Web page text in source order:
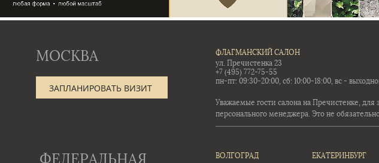
МОСКВА
ЗАПЛАНИРОВАТЬ ВИЗИТ
ФЛАГМАНСКИЙ САЛОН
ул. Пречистенка 23
+7 (495) 772-75-55
пн-пт: 09:30-20:00, сб: 10:00-18:00, вс -
Уважаемые гости салона на Пречистенке, для
персонального менеджера. Это не
ФЕДЕРАЛЬНАЯ ВОЛГОГРАД ЕКАТЕРИНБУРГ